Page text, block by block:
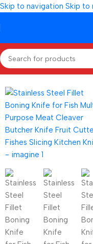
Skip to navigation Skip to
Prima pagină/BUCATARIE/